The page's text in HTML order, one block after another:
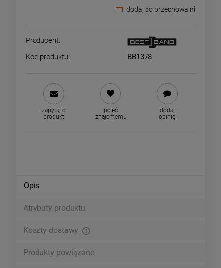
dodaj do przechowalni
Producent:
Kod produktu:
BB1378
zapytaj o
produkt
poleć
znajomemu
dodaj
opinię
Opis
Atrybuty produktu
Koszty dostawy
Produkty powiązane